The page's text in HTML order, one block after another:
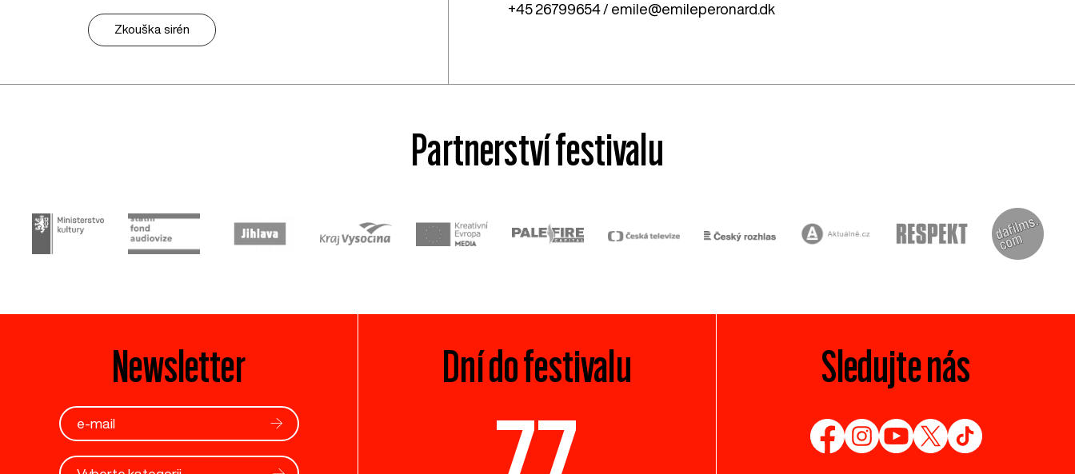
+45 26799654 / emile@emileperonard.dk
Zkouška sirén
Partnerství festivalu
Newsletter Dní do festivalu
77
Sledujte nás